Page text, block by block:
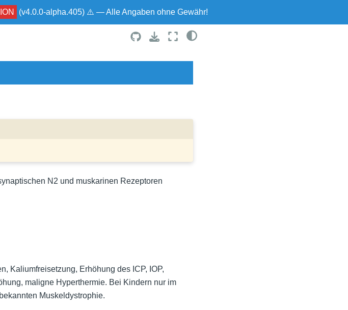
(v4.0.0-alpha.405) ⚠ — Alle Angaben ohne Gewähr!
N2 und muskarinen Rezeptoren
Kaliumfreisetzung, Erhöhung des ICP, IOP,
maligne Hyperthermie. Bei Kindern nur im
Muskeldystrophie.